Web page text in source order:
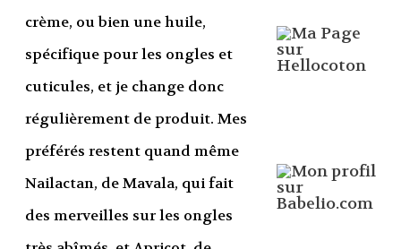
crème, ou bien une huile,
spécifique pour les ongles et
cuticules, et je change donc
régulièrement de produit. Mes
préférés restent quand même
Nailactan, de Mavala, qui fait
des merveilles sur les ongles